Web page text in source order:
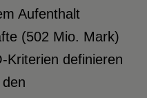
Aufenthalt
(502 Mio. Mark)
Kriterien definieren